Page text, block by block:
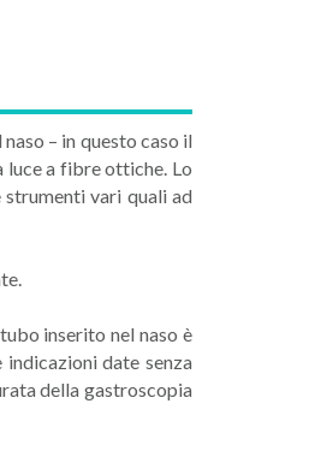
– in questo caso il
luce a fibre ottiche. Lo
vari quali ad
inserito nel naso è
date senza
della gastroscopia